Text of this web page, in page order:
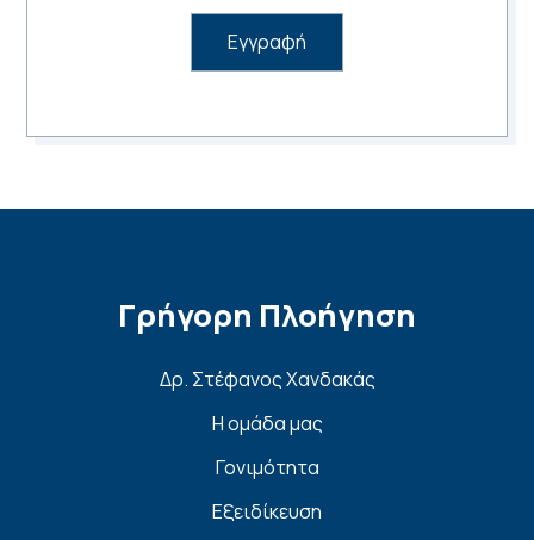
Γρήγορη Πλοήγηση
Δρ. Στέφανος Χανδακάς
Η ομάδα μας
Γονιμότητα
Εξειδίκευση